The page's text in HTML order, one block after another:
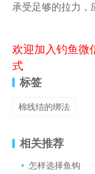
承受足够的拉力，
欢迎加入钓鱼微
式
标签
棉线结的绑法
相关推荐
怎样选择鱼钩